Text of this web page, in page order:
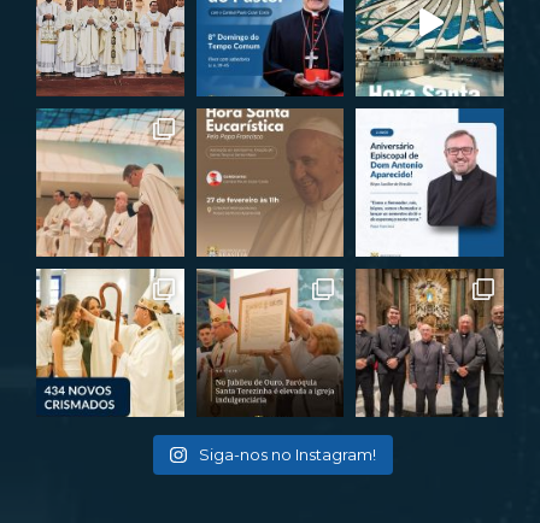
Siga-nos no Instagram!